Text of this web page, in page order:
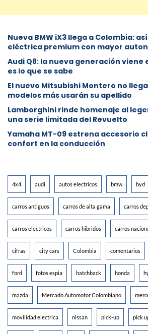
Nueva BMW iX3 llega a Colombia: así
eléctrica premium con mayor
Audi Q8: la nueva generación viene
es lo que se sabe
⁠El nuevo Mitsubishi Montero no
modelos más usarán su apellido
Lamborghini rinde homenaje al
una serie limitada del Revuelto
Yamaha MT-09 estrena accesorio
confort en la conducción
4x4 audi autos electricos bmw byd
carros antiguos carros de alta gama carros
carros electricos carros hibridos carros
cifras city cars Colombia comentarios
ford fotos espia hatchback honda
mazda Mercado Automotor Colombiano
movilidad electrica nissan pick-up pick